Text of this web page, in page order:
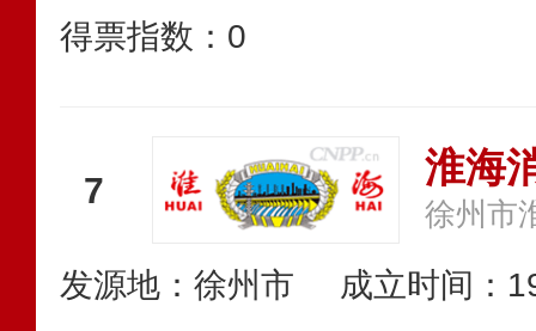
得票指数： 0
7 淮海
徐州市
发源地：徐州市
成立时间：